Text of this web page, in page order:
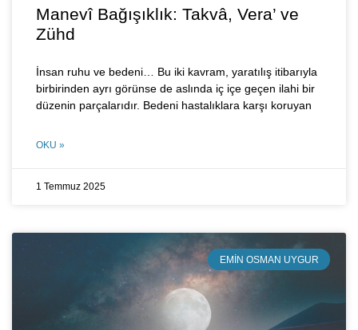
Manevî Bağışıklık: Takvâ, Vera’ ve
Zühd
İnsan ruhu ve bedeni… Bu iki kavram, yaratılış itibarıyla
birbirinden ayrı görünse de aslında iç içe geçen ilahi bir
düzenin parçalarıdır. Bedeni hastalıklara karşı koruyan
OKU »
1 Temmuz 2025
EMIN OSMAN UYGUR